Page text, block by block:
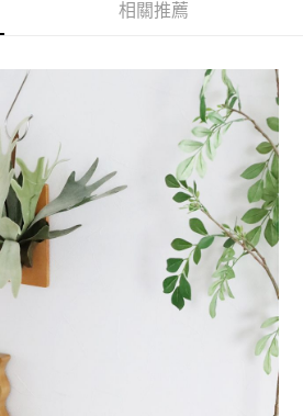
費用金額請依後續交易確認頁面所載為準。
「大哥付你分期」於每月結算日後寄送繳費提
可選擇「超商條碼／台灣大直營門市／銀行轉
」等通路繳費。
份有限公司」（以下簡稱本公司）所提供，讓
購買商品或服務，並由商店將買賣／分期付款
依約使用本公司帳單繳交帳款。
你分期」之契約關係目的，商店將以您的個人
）提供予台灣大哥大進項蒐集、處理及利用，
下連結：
品之後才付款」的支付方式。 讓您購物簡單便
訊認證，即可結帳。
後，再付款。
程】
先享後付」後，將跳轉至「AFTEE先享後付」
認金額後，即可完成結帳。
到繳費通知簡訊。
內，點擊此簡訊中的連結，可透過四大超商／
進行付款，方視為交易完成。
不需立刻繳費，但若您需要取消訂單，請聯絡
意取消之訂單仍視為有效，需透過AFTEE先享
先享後付 」之結帳頁面顯示為準，若有關於
欲退款等相關疑問，請聯繫「AFTEE先享後付
support/home
公司提供之「AFTEE先享後付」服務完成之交
以上)免運費
以上)免運費
以上)免運費
以上)免運費
以上)免運費
相關推薦